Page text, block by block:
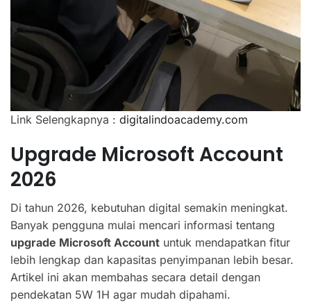
Link Selengkapnya : digitalindoacademy.com
Upgrade Microsoft Account
2026
Di tahun 2026, kebutuhan digital semakin meningkat.
Banyak pengguna mulai mencari informasi tentang
upgrade Microsoft Account untuk mendapatkan fitur
lebih lengkap dan kapasitas penyimpanan lebih besar.
Artikel ini akan membahas secara detail dengan
pendekatan 5W 1H agar mudah dipahami.